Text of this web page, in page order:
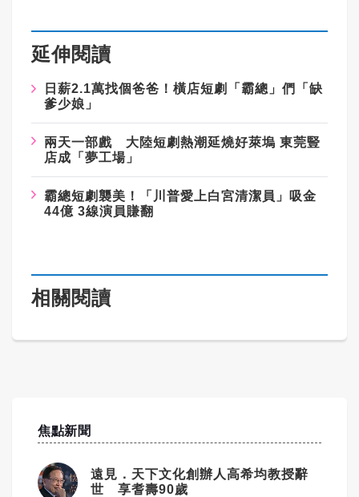
延伸閱讀
日薪2.1萬找個爸爸！橫店短劇「霸總」們「缺
爹少娘」
兩天一部戲 大陸短劇熱潮延燒好萊塢 東莞豎
店成「夢工場」
霸總短劇襲美！「川普愛上白宮清潔員」吸金
44億 3線演員賺翻
相關閱讀
焦點新聞
遠見．天下文化創辦人高希均教授辭
世 享耆壽90歲